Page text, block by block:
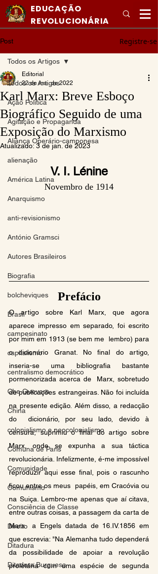
EDUCAÇÃO
REVOLUCIONÁRIA
Post Registre-se
Todos os Artigos
Ação Politica
Agitação e Propaganda
Aliança Operário-camponesa
alienação
América Latina
Anarquismo
anti-revisionismo
António Gramsci
Autores Brasileiros
Biografia
bolcheviques
Brasil
campesinato
capitalismo
centralismo democrático
Che Guevara
China
colonialismo e neocolonialismo
Comuna de Paris
Comunidade
Comunismo
Consciência de Classe
Direito
Ditadura
Ditadura Burguesa
Todos os Artigos
Karl Marx: Breve Esboço
Biográfico Seguido de uma
Exposição do Marxismo
Editorial
22 de mai. de 2022
Atualizado:3 de jan. de 2023
V. I. Lénine
Novembro de 1914
Prefácio
O artigo sobre Karl Marx, que agora
aparece impresso em separado, foi escrito
por mim em 1913 (se bem me  lembro) para
o dicionário Granat. No final do artigo,
inseria-se uma bibliografia bastante
pormenorizada acerca de  Marx, sobretudo
de publicações estrangeiras. Não foi incluída
na presente edição. Além disso, a redacção
do  dicionário, por seu lado, devido à
censura, suprimiu o final do artigo sobre
Marx, onde se expunha a sua táctica
revolucionária. Infelizmente, é-me impossível
reproduzir aqui esse final, pois o rascunho
ficou entre os meus  papéis, em Cracóvia ou
na Suiça. Lembro-me apenas que aí citava,
entre outras coisas, a passagem da carta de
Marx  a Engels datada de 16.IV.1856 em
que escrevia: "Na Alemanha tudo dependerá
da possibilidade de apoiar a revolução
proletária com uma espécie de segunda